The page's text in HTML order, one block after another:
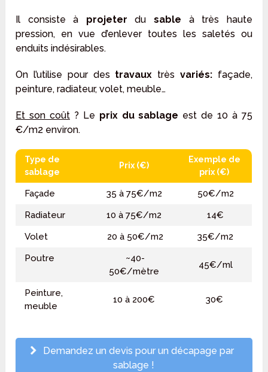
Il consiste à projeter dusable à très haute
pression, en vue d’enlever toutes les saletés ou
enduits indésirables.
On l’utilise pour des travaux trèsvariés: façade,
peinture, radiateur, volet, meuble…
Et son coût? Le prix du sablage est de 10 à 75
€/m2 environ.
Type de
sablage
Prix (€)
Exemple de
prix (€)
Façade 35 à 75€/m2
50€/m2
Radiateur
10 à 75€/m2
14€
Volet
20 à 50€/m2
35€/m2
Poutre
~40-
50€/mètre
45€/ml
Peinture,
meuble
10 à 200€ 30€
Demandez un devis pour un décapage par
sablage !